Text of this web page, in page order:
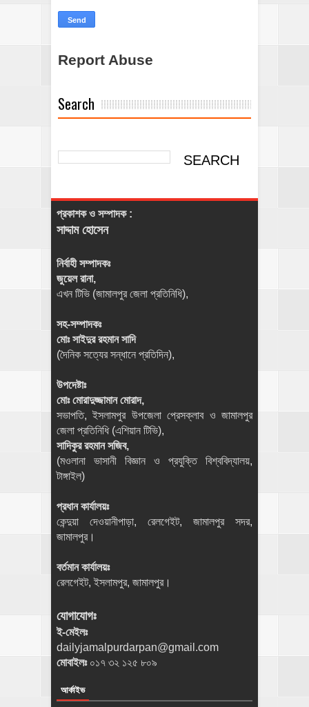
Report Abuse
Search
প্রকাশক ও সম্পাদক :
সাদ্দাম হোসেন
নির্বাহী সম্পাদকঃ
জুয়েল রানা,
এখন টিভি (জামালপুর জেলা প্রতিনিধি),
সহ-সম্পাদকঃ
মোঃ সাইদুর রহমান সাদি
(দৈনিক সত্যের সন্ধানে প্রতিদিন),
উপদেষ্টাঃ
মোঃ মোরাদুজ্জামান মোরাদ,
সভাপতি, ইসলামপুর উপজেলা প্রেসক্লাব ও জামালপুর
জেলা প্রতিনিধি (এশিয়ান টিভি),
সাদিকুর রহমান সজিব,
(মওলানা ভাসানী বিজ্ঞান ও প্রযুক্তি বিশ্ববিদ্যালয়,
টাঙ্গাইল)
প্রধান কার্যালয়ঃ
কেন্দুয়া দেওয়ানীপাড়া, রেলগেইট, জামালপুর সদর,
জামালপুর।
বর্তমান কার্যালয়ঃ
রেলগেইট, ইসলামপুর, জামালপুর।
যোগাযোগঃ
ই-মেইলঃ
dailyjamalpurdarpan@gmail.com
মোবাইলঃ ০১৭ ৩২ ১২৫ ৮০৯
আর্কাইভ